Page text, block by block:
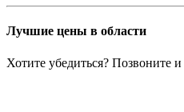
Лучшие цены в области
Хотите убедиться? Позвоните